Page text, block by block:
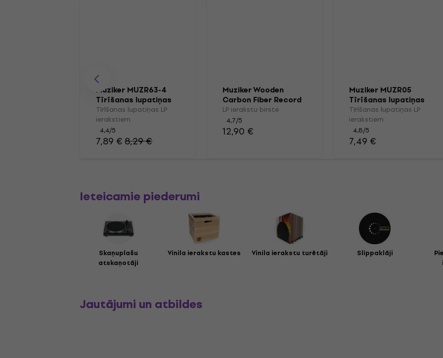
Muziker MUZR63-4
Tīrīšanas lupatiņas
LP ierakstiem
Tīrīšanas lupatiņas LP
ierakstiem
4,4/5
7,89 €8,29 €
Muziker Wooden
Carbon Fiber Record
Brush
LP ierakstu birste
4,7/5
12,90 €
Muziker MUZR05
Tīrīšanas lupatiņas
LP ierakstiem
Tīrīšanas lupatiņas LP
ierakstiem
4,8/5
7,49 €
Ieteicamie piederumi
Skaņuplašu
atskaņotāji
Vinila ierakstu kastes Vinila ierakstu turētāji Slippaklāji
Jautājumi un atbildes